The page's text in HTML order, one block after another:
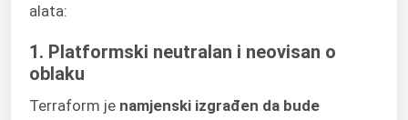
alata:
1. Platformski neutralan i neovisan o
oblaku
Terraform je namjenski izgrađen da bude